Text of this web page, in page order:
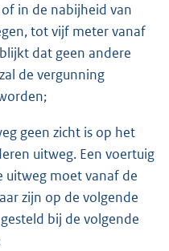
in de nabijheid van
tot vijf meter vanaf
dat geen andere
de vergunning
geen zicht is op het
uitweg. Een voertuig
uitweg moet vanaf de
zijn op de volgende
bij de volgende